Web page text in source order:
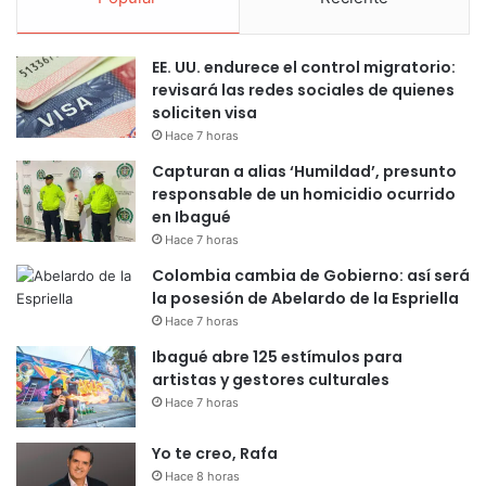
EE. UU. endurece el control migratorio:
revisará las redes sociales de quienes
soliciten visa
Hace 7 horas
Capturan a alias ‘Humildad’, presunto
responsable de un homicidio ocurrido
en Ibagué
Hace 7 horas
Colombia cambia de Gobierno: así será
la posesión de Abelardo de la Espriella
Hace 7 horas
Ibagué abre 125 estímulos para
artistas y gestores culturales
Hace 7 horas
Yo te creo, Rafa
Hace 8 horas